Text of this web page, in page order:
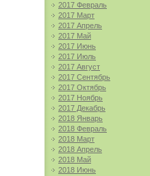
2017 Февраль
2017 Март
2017 Апрель
2017 Май
2017 Июнь
2017 Июль
2017 Август
2017 Сентябрь
2017 Октябрь
2017 Ноябрь
2017 Декабрь
2018 Январь
2018 Февраль
2018 Март
2018 Апрель
2018 Май
2018 Июнь